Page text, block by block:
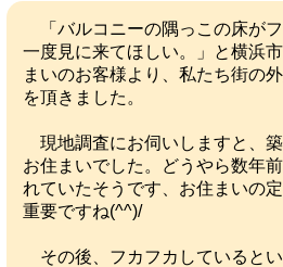
「バルコニーの隅っこの床がフ
一度見に来てほしい。」と横浜
まいのお客様より、私たち街の
を頂きました。
現地調査にお伺いしますと、
お住まいでした。どうやら数年
れていたそうです、お住まいの
重要ですね(^^)/
その後、フカフカしていると